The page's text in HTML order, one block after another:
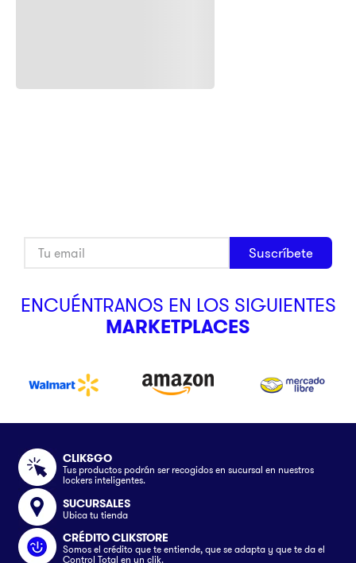
Suscríbete
ENCUÉNTRANOS EN LOS SIGUIENTES
MARKETPLACES
CLIK&GO
Tus productos podrán ser recogidos en sucursal en nuestros
lockers inteligentes.
SUCURSALES
Ubica tu tienda
CRÉDITO CLIKSTORE
Somos el crédito que te entiende, que se adapta y que te da el
Control Total en un clik.